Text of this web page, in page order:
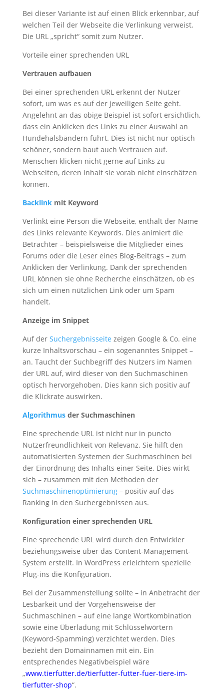
Bei dieser Variante ist auf einen Blick erkennbar, auf
welchen Teil der Webseite die Verlinkung verweist.
Die URL „spricht“ somit zum Nutzer.
Vorteile einer sprechenden URL
Vertrauen aufbauen
Bei einer sprechenden URL erkennt der Nutzer
sofort, um was es auf der jeweiligen Seite geht.
Angelehnt an das obige Beispiel ist sofort ersichtlich,
dass ein Anklicken des Links zu einer Auswahl an
Hundehalsbändern führt. Dies ist nicht nur optisch
schöner, sondern baut auch Vertrauen auf.
Menschen klicken nicht gerne auf Links zu
Webseiten, deren Inhalt sie vorab nicht einschätzen
können.
Backlinkmit Keyword
Verlinkt eine Person die Webseite, enthält der Name
des Links relevante Keywords. Dies animiert die
Betrachter – beispielsweise die Mitglieder eines
Forums oder die Leser eines Blog-Beitrags – zum
Anklicken der Verlinkung. Dank der sprechenden
URL können sie ohne Recherche einschätzen, ob es
sich um einen nützlichen Link oder um Spam
handelt.
Anzeige im Snippet
Auf der Suchergebnisseite zeigen Google & Co. eine
kurze Inhaltsvorschau – ein sogenanntes Snippet –
an. Taucht der Suchbegriff des Nutzers im Namen
der URL auf, wird dieser von den Suchmaschinen
optisch hervorgehoben. Dies kann sich positiv auf
die Klickrate auswirken.
Algorithmusder Suchmaschinen
Eine sprechende URL ist nicht nur in puncto
Nutzerfreundlichkeit von Relevanz. Sie hilft den
automatisierten Systemen der Suchmaschinen bei
der Einordnung des Inhalts einer Seite. Dies wirkt
sich – zusammen mit den Methoden der
Suchmaschinenoptimierung– positiv auf das
Ranking in den Suchergebnissen aus.
Konfiguration einer sprechenden URL
Eine sprechende URL wird durch den Entwickler
beziehungsweise über das Content-Management-
System erstellt. In WordPress erleichtern spezielle
Plug-ins die Konfiguration.
Bei der Zusammenstellung sollte – in Anbetracht der
Lesbarkeit und der Vorgehensweise der
Suchmaschinen – auf eine lange Wortkombination
sowie eine Überladung mit Schlüsselwörtern
(Keyword-Spamming) verzichtet werden. Dies
bezieht den Domainnamen mit ein. Ein
entsprechendes Negativbeispiel wäre
„www.tierfutter.de/tierfutter-futter-fuer-tiere-im-
tierfutter-shop“.